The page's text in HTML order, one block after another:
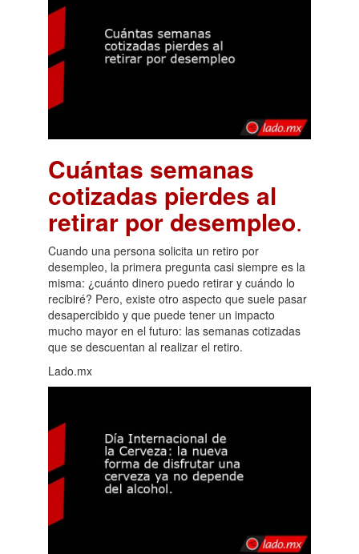
Cuántas semanas
cotizadas pierdes al
retirar por desempleo.
Cuando una persona solicita un retiro por
desempleo, la primera pregunta casi siempre es la
misma: ¿cuánto dinero puedo retirar y cuándo lo
recibiré? Pero, existe otro aspecto que suele pasar
desapercibido y que puede tener un impacto
mucho mayor en el futuro: las semanas cotizadas
que se descuentan al realizar el retiro.
Lado.mx